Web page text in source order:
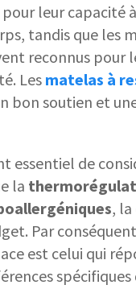
leur capacité
tandis que les
reconnus pour
Les matelas à
bon soutien et
essentiel de
la
, la
Par
est celui qui
spécifiques